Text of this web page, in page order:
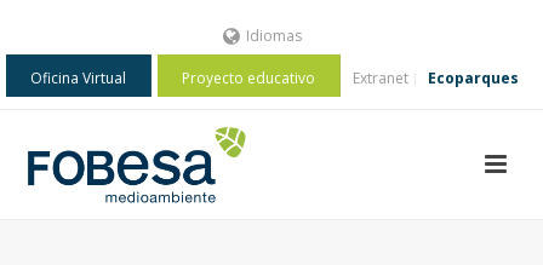
Idiomas
Oficina Virtual Proyecto educativo Extranet Ecoparques